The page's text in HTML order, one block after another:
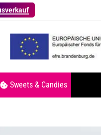
Sweets & Candies